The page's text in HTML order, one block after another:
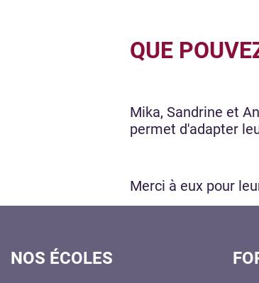
QUE
Mika, Sandrine et
permet d'adapter
Merci à eux pour
NOS ÉCOLES